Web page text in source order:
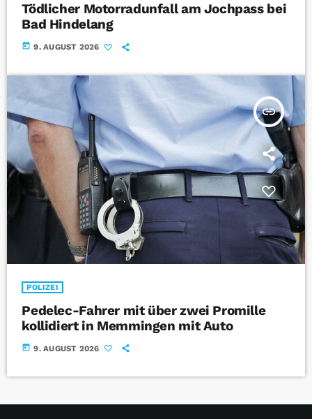
Tödlicher Motorradunfall am Jochpass bei
Bad Hindelang
today 9. AUGUST 2026
insert_link
POLIZEI
Pedelec-Fahrer mit über zwei Promille
kollidiert in Memmingen mit Auto
today 9. AUGUST 2026